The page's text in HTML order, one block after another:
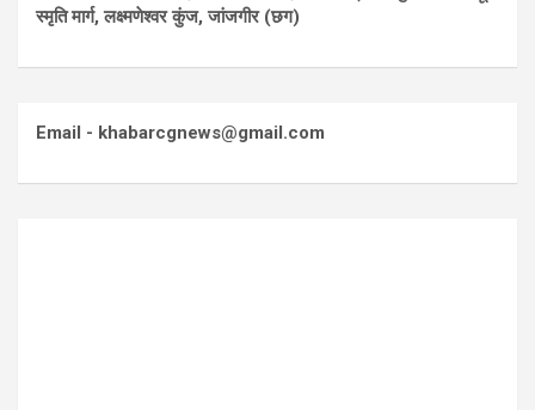
स्मृति मार्ग, लक्ष्मणेश्वर कुंज, जांजगीर (छग)
Email - khabarcgnews@gmail.com